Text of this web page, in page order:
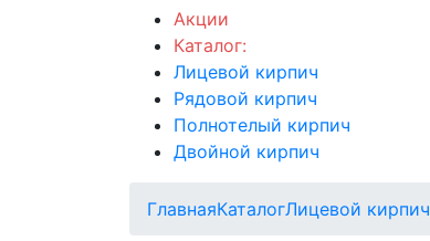
Акции
Каталог:
Лицевой кирпич
Рядовой кирпич
Полнотелый кирпич
Двойной кирпич
ГлавнаяКаталогЛицевой кирпич